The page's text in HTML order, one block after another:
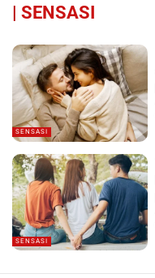
| SENSASI
SENSASI
SENSASI